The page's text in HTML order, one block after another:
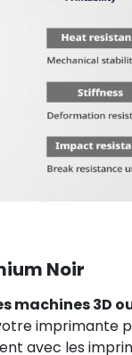
Noir
machines 3D
imprimante
avec les